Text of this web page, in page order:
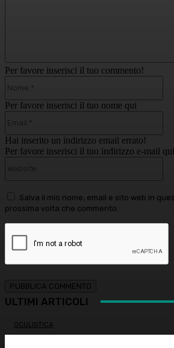
Per favore inserisci il tuo commento!
Per favore inserisci il tuo nome qui
Hai inserito un indirizzo email errato!
Per favore inserisci il tuo indirizzo e-mail qui
Salva il mio nome, email e sito web in
prossima volta che commento.
ULTIMI ARTICOLI
OCULISTICA
Trapianto di cornea ad altissimo